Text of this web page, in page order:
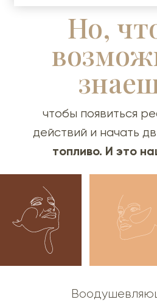
Но,
чтобы появиться
действий и начать
топливо. И это